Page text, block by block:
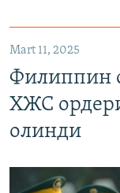
Mart 11, 2025
Филиппин
ХЖС
олинди